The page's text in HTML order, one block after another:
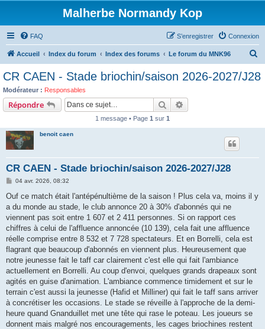
Malherbe Normandy Kop
FAQ Connexion
S’enregistrer
Accueil Index du forum Index des forums Le forum du MNK96
c
CR CAEN - Stade briochin/saison 2026-2027/J28
Modérateur : Responsables
Répondre Rechercher
1 message • Page 1 sur 1
benoit caen
CR CAEN - Stade briochin/saison 2026-2027/J28
M
s
a
g
04 avr. 2026, 08:32
Ouf ce match était l'antépénultième de la saison ! Plus cela va, moins il y
a du monde au stade, le club annonce 20 à 30% d'abonnés qui ne
viennent pas soit entre 1 607 et 2 411 personnes. Si on rapport ces
chiffres à celui de l'affluence annoncée (10 139), cela fait une affluence
réelle comprise entre 8 532 et 7 728 spectateurs. Et en Borrelli, cela est
flagrant que beaucoup d'abonnés en viennent plus. Heureusement que
notre jeunesse fait le taff car clairement c'est elle qui fait l'ambiance
actuellement en Borrelli. Au coup d'envoi, quelques grands drapeaux sont
agités en guise d'animation. L'ambiance commence timidement et sur le
terrain c'est aussi la jeunesse (Hafid et Milliner) qui fait le taff sans arriver
à concrétiser les occasions. Le stade se réveille à l'approche de la demi-
heure quand Gnanduillet met une tête qui rase le poteau. Les joueurs se
donnent mais malgré nos encouragements, les cages briochines restent